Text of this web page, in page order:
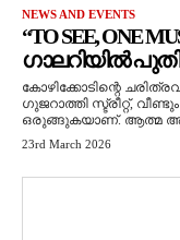
NEWS AND EVENTS
“TO SEE, ONE
ഗാലറിയിൽ
കോഴിക്കോടിന്റെ
ഗുജറാത്തി സ്ട്രീറ്റ്,
ഒരുങ്ങുകയാണ്. ആത്മ
23rd March 2026